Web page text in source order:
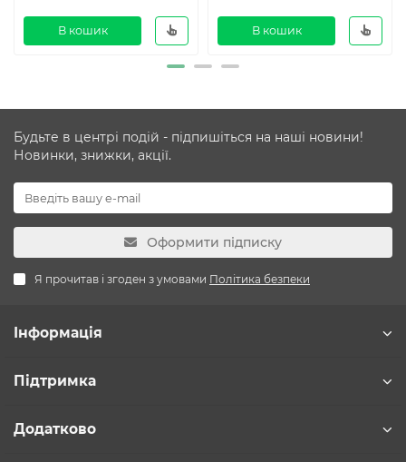
В кошик В кошик
Будьте в центрі подій - підпишіться на наші новини!
Новинки, знижки, акції.
Оформити підписку
Я прочитав і згоден з умовами Політика безпеки
Інформація
Підтримка
Додатково